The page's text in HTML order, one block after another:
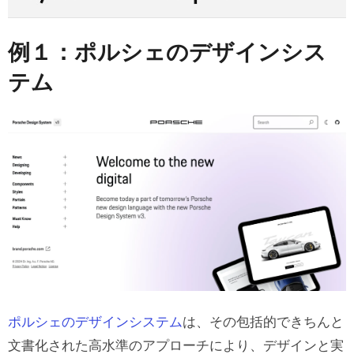
例１：ポルシェのデザインシス
テム
ポルシェのデザインシステムは、その包括的できちんと
文書化された高水準のアプローチにより、デザインと実